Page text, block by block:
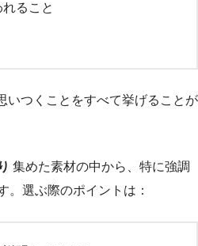
ること
いつくことをすべて挙げることが
集めた素材の中から、特に強調
。選ぶ際のポイントは：